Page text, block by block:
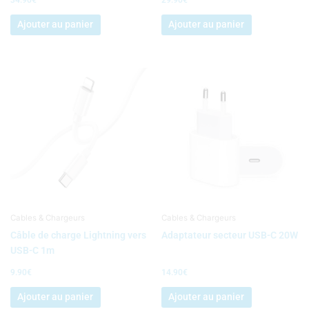
Ajouter au panier Ajouter au panier
Cables & Chargeurs
Câble de charge Lightning vers
USB-C 1m
9.90€
Ajouter au panier
Cables & Chargeurs
Adaptateur secteur USB-C 20W
14.90€
Ajouter au panier